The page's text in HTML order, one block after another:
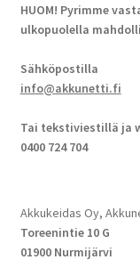
HUOM! Pyrimme
ulkopuolella
Sähköpostilla
info@akkunetti.fi
Tai tekstiviestillä ja
0400 724 704
Akkukeidas Oy,
Toreenintie 10 G
01900 Nurmijärvi